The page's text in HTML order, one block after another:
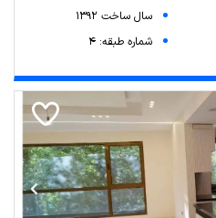
سال ساخت 1392
شماره طبقه: 4